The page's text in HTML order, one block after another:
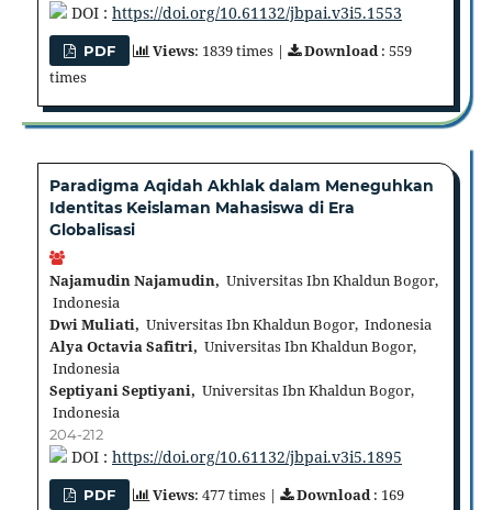
DOI : https://doi.org/10.61132/jbpai.v3i5.1553
PDF Views: 1839 times | Download: 559
times
Paradigma Aqidah Akhlak dalam Meneguhkan
Identitas Keislaman Mahasiswa di Era
Globalisasi
Najamudin Najamudin, Universitas Ibn Khaldun Bogor,
Indonesia
Dwi Muliati, Universitas Ibn Khaldun Bogor, Indonesia
Alya Octavia Safitri, Universitas Ibn Khaldun Bogor,
Indonesia
Septiyani Septiyani, Universitas Ibn Khaldun Bogor,
Indonesia
204-212
DOI : https://doi.org/10.61132/jbpai.v3i5.1895
PDF Views: 477 times | Download: 169